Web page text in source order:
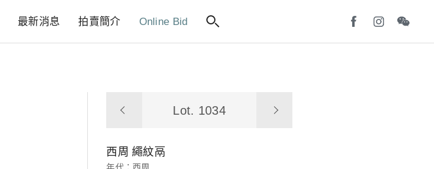
最新消息 拍賣簡介 Online Bid
Lot. 1034
西周 繩紋鬲